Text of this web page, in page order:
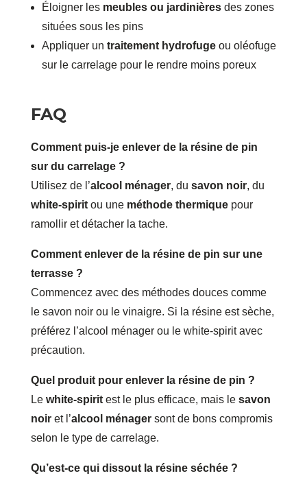
Éloigner les meubles ou jardinièresdes zones
situées sous les pins
Appliquer un traitement hydrofugeou oléofuge
sur le carrelage pour le rendre moins poreux
FAQ
Comment puis-je enlever de la résine de pin
sur du carrelage ?
Utilisez de l’alcool ménager, du savon noir, du
white‑spiritou une méthode thermiquepour
ramollir et détacher la tache.
Comment enlever de la résine de pin sur une
terrasse ?
Commencez avec des méthodes douces comme
le savon noir ou le vinaigre. Si la résine est sèche,
préférez l’alcool ménager ou le white‑spirit avec
précaution.
Quel produit pour enlever la résine de pin ?
Le white‑spiritest le plus efficace, mais le savon
noiret l’alcool ménagersont de bons compromis
selon le type de carrelage.
Qu’est-ce qui dissout la résine séchée ?